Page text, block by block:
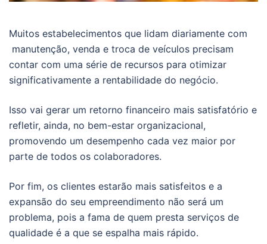
Muitos estabelecimentos que lidam diariamente com
manutenção, venda e troca de veículos precisam
contar com uma série de recursos para otimizar
significativamente a rentabilidade do negócio.
Isso vai gerar um retorno financeiro mais satisfatório e
refletir, ainda, no bem-estar organizacional,
promovendo um desempenho cada vez maior por
parte de todos os colaboradores.
Por fim, os clientes estarão mais satisfeitos e a
expansão do seu empreendimento não será um
problema, pois a fama de quem presta serviços de
qualidade é a que se espalha mais rápido.